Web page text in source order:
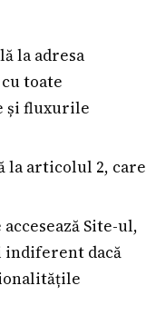
la adresa
toate
și fluxurile
la articolul 2, care
Site-ul,
indiferent dacă